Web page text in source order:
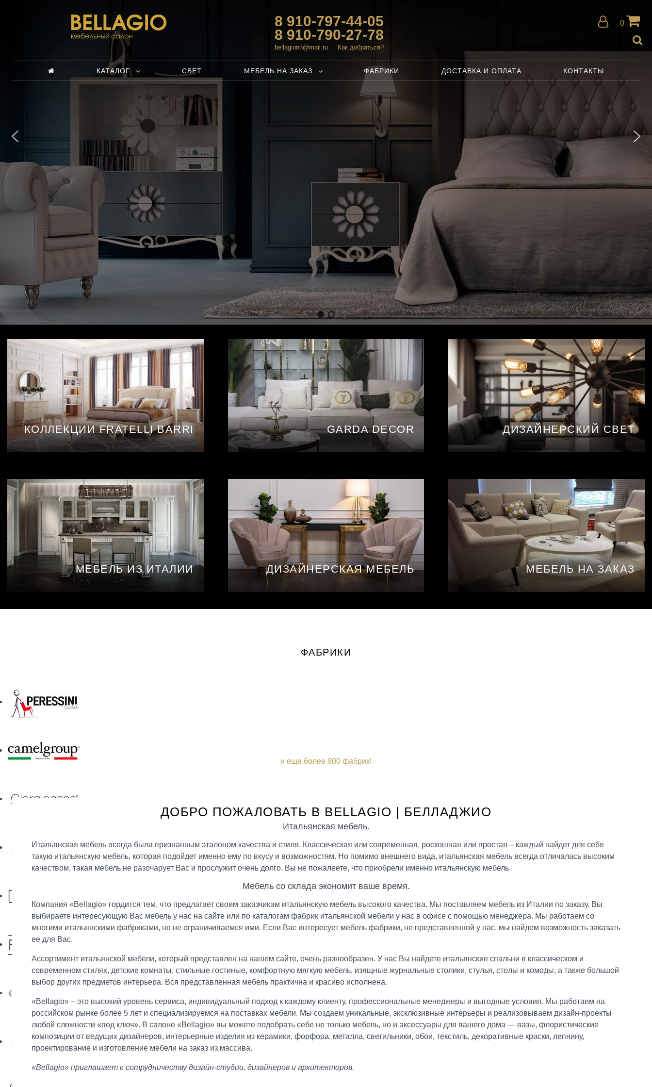
8 910-797-44-05
8 910-790-27-78
bellagionn@mail.ru Как добраться?
0
КАТАЛОГ СВЕТ МЕБЕЛЬ НА ЗАКАЗ ФАБРИКИ ДОСТАВКА И ОПЛАТА КОНТАКТЫ
КОЛЛЕКЦИИ FRATELLI BARRI GARDA DECOR ДИЗАЙНЕРСКИЙ СВЕТ
МЕБЕЛЬ ИЗ ИТАЛИИ ДИЗАЙНЕРСКАЯ МЕБЕЛЬ МЕБЕЛЬ НА ЗАКАЗ
ФАБРИКИ
и еще более 900 фабрик!
ДОБРО ПОЖАЛОВАТЬ В BELLAGIO | БЕЛЛАДЖИО
Итальянская мебель.
Итальянская мебель всегда была признанным эталоном качества и стиля. Классическая или современная, роскошная или простая – каждый найдет для себя
такую итальянскую мебель, которая подойдет именно ему по вкусу и возможностям. Но помимо внешнего вида, итальянская мебель всегда отличалась высоким
качеством, такая мебель не разочарует Вас и прослужит очень долго. Вы не пожалеете, что приобрели именно итальянскую мебель.
Мебель со склада экономит ваше время.
Компания «Bellagio» гордится тем, что предлагает своим заказчикам итальянскую мебель высокого качества. Мы поставляем мебель из Италии по заказу. Вы
выбираете интересующую Вас мебель у нас на сайте или по каталогам фабрик итальянской мебели у нас в офисе с помощью менеджера. Мы работаем со
многими итальянскими фабриками, но не ограничиваемся ими. Если Вас интересует мебель фабрики, не представленной у нас, мы найдем возможность заказать
ее для Вас.
Ассортимент итальянской мебели, который представлен на нашем сайте, очень разнообразен. У нас Вы найдете итальянские спальни в классическом и
современном стилях, детские комнаты, стильные гостиные, комфортную мягкую мебель, изящные журнальные столики, стулья, столы и комоды, а также большой
выбор других предметов интерьера. Вся представленная мебель практична и красиво исполнена.
«Bellagio» – это высокий уровень сервиса, индивидуальный подход к каждому клиенту, профессиональные менеджеры и выгодные условия. Мы работаем на
российском рынке более 5 лет и специализируемся на поставках мебели. Мы создаем уникальные, эксклюзивные интерьеры и реализовываем дизайн-проекты
любой сложности «под ключ». В салоне «Bellagio» вы можете подобрать себе не только мебель, но и аксессуары для вашего дома — вазы, флористические
композиции от ведущих дизайнеров, интерьерные изделия из керамики, форфора, металла, светильники, обои, текстиль, декоративные краски, лепнину,
проектирование и изготовление мебели на заказ из массива.
«Bellagio» приглашает к сотрудничеству дизайн-студии, дизайнеров и архитекторов.